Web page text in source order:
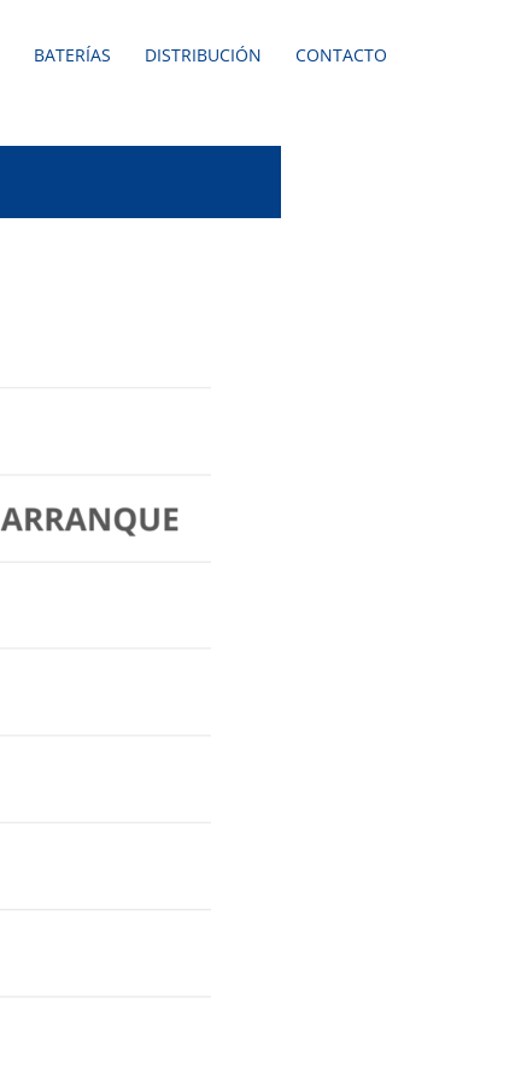
BATERÍAS DISTRIBUCIÓN CONTACTO